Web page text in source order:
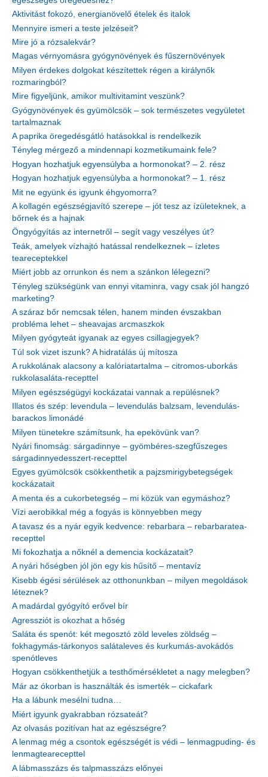
Aktivitást fokozó, energianövelő ételek és italok
Mennyire ismeri a teste jelzéseit?
Mire jó a rózsalekvár?
Magas vérnyomásra gyógynövények és fűszernövények
Milyen érdekes dolgokat készítettek régen a királynők
rozmaringból?
Mire figyeljünk, amikor multivitamint veszünk?
Gyógynövények és gyümölcsök – sok természetes vegyületet
tartalmaznak
A paprika öregedésgátló hatásokkal is rendelkezik
Tényleg mérgező a mindennapi kozmetikumaink fele?
Hogyan hozhatjuk egyensúlyba a hormonokat? – 2. rész
Hogyan hozhatjuk egyensúlyba a hormonokat? – 1. rész
Mit ne együnk és igyunk éhgyomorra?
A kollagén egészségjavító szerepe – jót tesz az ízületeknek, a
bőrnek és a hajnak
Öngyógyítás az internetről – segít vagy veszélyes út?
Teák, amelyek vízhajtó hatással rendelkeznek – ízletes
teareceptekkel
Miért jobb az orrunkon és nem a szánkon lélegezni?
Tényleg szükségünk van ennyi vitaminra, vagy csak jól hangzó
marketing?
A száraz bőr nemcsak télen, hanem minden évszakban
probléma lehet – sheavajas arcmaszkok
Milyen gyógyteát igyanak az egyes csillagjegyek?
Túl sok vizet iszunk? A hidratálás új mítosza
A rukkolának alacsony a kalóriatartalma – citromos-uborkás
rukkolasaláta-recepttel
Milyen egészségügyi kockázatai vannak a repülésnek?
Illatos és szép: levendula – levendulás balzsam, levendulás-
barackos limonádé
Milyen tünetekre számítsunk, ha epekövünk van?
Nyári finomság: sárgadinnye – gyömbéres-szegfűszeges
sárgadinnyedesszert-recepttel
Egyes gyümölcsök csökkenthetik a pajzsmirigybetegségek
kockázatait
A menta és a cukorbetegség – mi közük van egymáshoz?
Vízi aerobikkal még a fogyás is könnyebben megy
A tavasz és a nyár egyik kedvence: rebarbara – rebarbaratea-
recepttel
Mi fokozhatja a nőknél a demencia kockázatait?
A nyári hőségben jól jön egy kis hűsítő – mentavíz
Kisebb égési sérülések az otthonunkban – milyen megoldások
léteznek?
A madárdal gyógyító erővel bír
Agressziót is okozhat a hőség
Saláta és spenót: két megosztó zöld leveles zöldség –
fokhagymás-tárkonyos salátaleves és kurkumás-avokádós
spenótleves
Hogyan csökkenthetjük a testhőmérsékletet a nagy melegben?
Már az ókorban is használták és ismerték – cickafark
Ha a lábunk mesélni tudna…
Miért igyunk gyakrabban rózsateát?
Az olvasás pozitívan hat az egészségre?
A lenmag még a csontok egészségét is védi – lenmagpuding- és
lenmagtearecepttel
A lábmasszázs és talpmasszázs előnyei